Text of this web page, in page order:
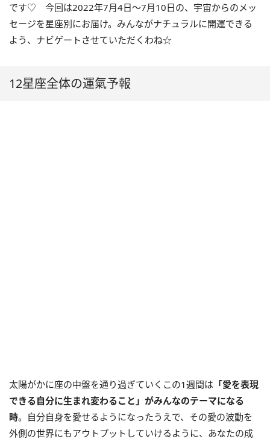
です♡ 今回は2022年7月4日〜7月10日の、宇宙からのメッ
セージを星座別にお届け。みんながナチュラルに開運できる
よう、ナビゲートさせていただくわね☆
12星座全体の運氣予報
太陽がかに座の中盤を通り過ぎていくこの1週間は 「愛を表現
できる自分に生まれ変わること」がみんなのテーマになる
時。自分自身を愛せるようになったうえで、その愛の波動を
外側の世界にもアウトプットしていけるように、あなたの成